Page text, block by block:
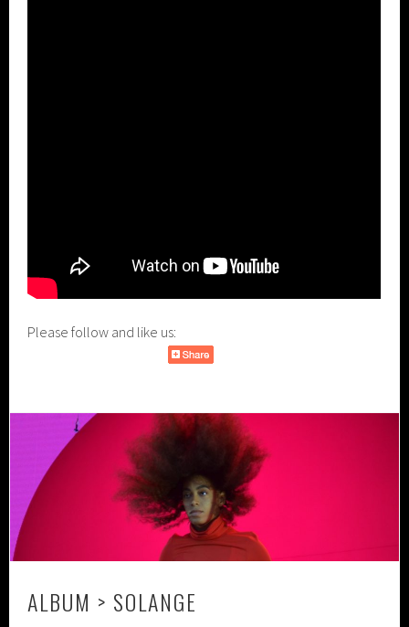
Please follow and like us:
ALBUM > SOLANGE